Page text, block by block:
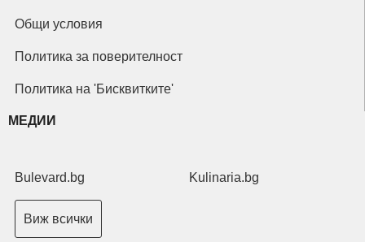
Общи условия
Политика за поверителност
Политика на 'Бисквитките'
МЕДИИ
Bulevard.bg Kulinaria.bg
Виж всички